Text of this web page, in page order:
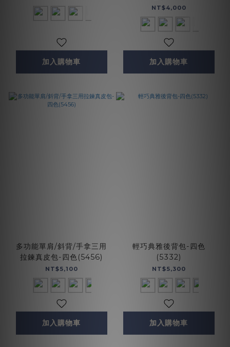
加入購物車
NT$4,000
加入購物車
多功能單肩/斜背/手拿三用
拉鍊真皮包-四色(5456)
NT$5,100
加入購物車
輕巧典雅後背包-四色
(5332)
NT$5,300
加入購物車